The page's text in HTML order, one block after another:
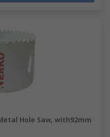
Hole Saw, with92mm